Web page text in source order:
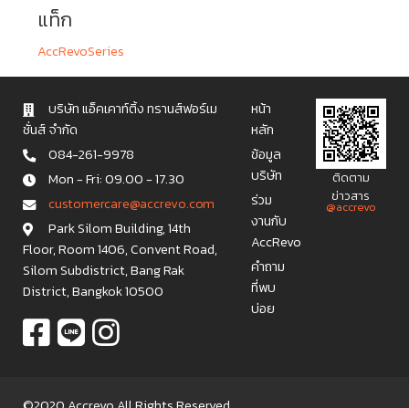
แท็ก
AccRevoSeries
บริษัท แอ็คเคาท์ติ้ง ทรานส์ฟอร์เม
ชั่นส์ จำกัด
084-261-9978
Mon - Fri: 09.00 - 17.30
c u s t o m e r c a r e @ a c c r e v o . c o m
Park Silom Building, 14th
Floor, Room 1406, Convent Road,
Silom Subdistrict, Bang Rak
District, Bangkok 10500
หน้า
หลัก
ข้อมูล
บริษัท
ร่วม
งานกับ
AccRevo
คำถาม
ที่พบ
บ่อย
ติดตาม
ข่าวสาร
@accrevo